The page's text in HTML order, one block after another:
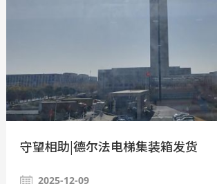
守望相助|德尔法电梯集装箱发货
2025-12-09